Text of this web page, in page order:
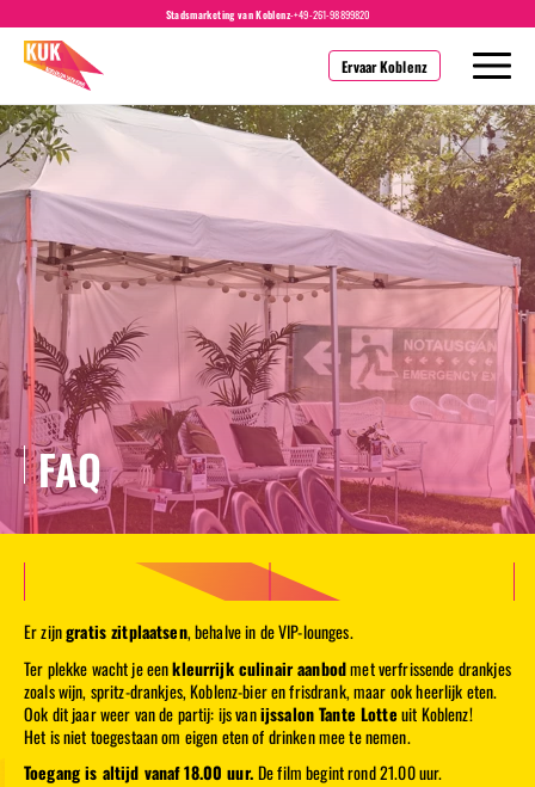
Stadsmarketing van Koblenz-+49-261-98899820
Ervaar Koblenz
FAQ
Er zijngratis zitplaatsen, behalve in de VIP-lounges.
Ter plekke wacht je eenkleurrijk culinair aanbodmet verfrissende drankjes
zoals wijn, spritz-drankjes, Koblenz-bier en frisdrank, maar ook heerlijk eten.
Ook dit jaar weer van de partij: ijs vanijssalon Tante Lotteuit Koblenz!
Het is niet toegestaan om eigen eten of drinken mee te nemen.
Toegang is altijd vanaf 18.00 uur.De film begint rond 21.00 uur.